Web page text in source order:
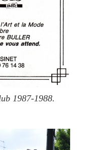
1987-1988.